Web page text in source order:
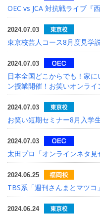
OEC vs JCA 対抗戦ライブ
2024.07.03
東京校芸人コース8月度見学
2024.07.03
日本全国どこからでも！家
ン授業開催！お笑いオンラ
2024.07.03
お笑い短期セミナー8月入学
2024.07.03
太田プロ「オンラインネタ見
2024.06.25
TBS系「週刊さんまとマツ
2024.06.24